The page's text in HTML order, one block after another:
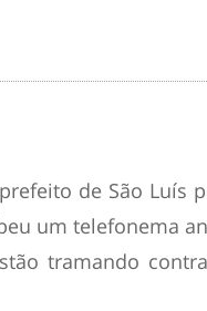
de São Luís
um telefonema
tramando